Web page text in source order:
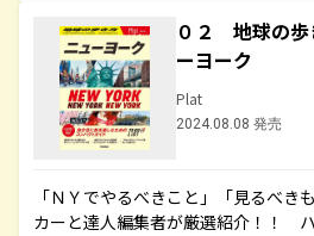
０２ 地球の
ーヨーク
Plat
2024.08.08 発売
「ＮＹでやるべきこと」「見るべき
カーと達人編集者が厳選紹介！！ ハ